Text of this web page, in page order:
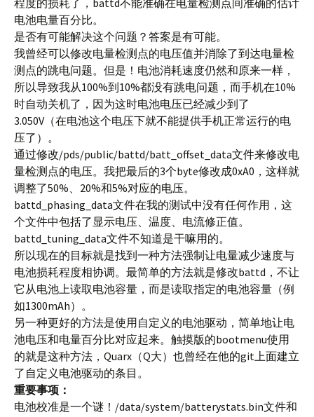
程度的损耗了，battd不能准确在电量检测点间准确的估计
电池电量百分比。
是否有可能解决这个问题？答案是有可能。
我曾经可以修改电量检测点的电压值并消除了到达电量检
测点的跳电问题。但是！电池消耗速度仍然和原来一样，
所以导致我从100%到10%都没有跳电问题，而手机在10%
时自动关机了，因为这时电池电压已经减少到了
3.050V（在电池这个电压下就不能提供手机正常运行的电
压了）。
通过修改/pds/public/battd/batt_offset_data文件来修改电
量检测点的电压。我把最后的3个byte修改成0xA0，这样就
调整了50%、20%和5%对应的电压。
battd_phasing_data文件在我的测试中没有任何作用，这
个文件中包括了显示电压、温度、电流修正值。
battd_tuning_data文件不知道是干嘛用的。
所以现在的目标就是找到一种方法强制让电量减少速度与
电池损耗程度相协调。最简单的方法就是修改battd，不让
它从电池上读取电池容量，而是读取指定的电池容量（例
如1300mAh）。
另一种更好的方法是使用自定义的电池驱动，简单地让电
池电压和电量百分比对应起来。触摸版的bootmenu使用
的就是这种方法，Quarx（Q大）也曾经在他的git上面建立
了自定义电池驱动的条目。
重要事项：
电池校准是一个谜！/data/system/batterystats.bin文件和